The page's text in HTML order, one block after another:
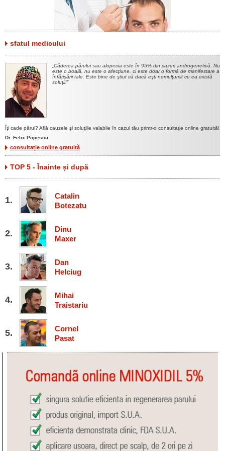
sfatul medicului
Căderea părului sau alopecia este în 95% din cazuri androgenetică. Nu
este o boală, nu este o afecţiune, ci este doar o formă de manifestare a
înfăţişării tale. Este bine de ştiut că dacă eşti nemulţumit cu ea există
soluţii!
Îţi cade părul? Află cauzele şi soluţiile valabile în cazul tău printr-o consultaţie online gratuită!
Dr. Felix Popescu
consultație online gratuită
TOP 5 - Înainte și după
Catalin
Botezatu
Dinu
Maxer
Dan
Helciug
Mihai
Traistariu
Cornel
Pasat